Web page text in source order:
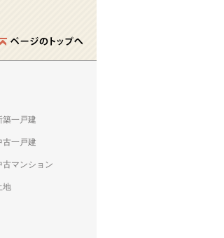
築一戸建
古一戸建
古マンション
地